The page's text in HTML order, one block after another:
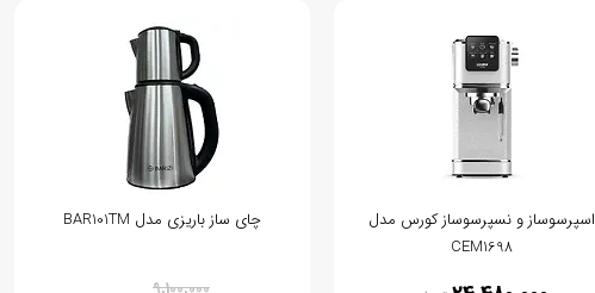
اسپرسوساز و نسپرسوساز کورس مدل
CEM1698
چای ساز باریزی مدل BAR101TM